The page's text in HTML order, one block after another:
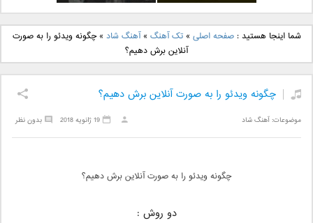
دانلود آهنگ جدید بهنام
بانی بنام قرص قمر 2
دانلود آهنگ جدید علی
یاسینی بنام دورترین نزدیک
شما اینجا هستید :صفحه اصلی »تک آهنگ »آهنگ شاد »چگونه ویدئو را به صورت
آنلاین برش دهیم؟
چگونه ویدئو را به صورت آنلاین برش دهیم؟
موضوعات:آهنگ شاد بدون نظر 19 ژانویه 2018
چگونه ویدئو را به صورت آنلاین برش دهیم؟
دو روش :